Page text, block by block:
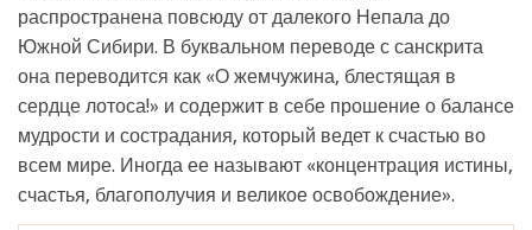
распространена повсюду от далекого Непала до
Южной Сибири. В буквальном переводе с санскрита
она переводится как «О жемчужина, блестящая в
сердце лотоса!» и содержит в себе прошение о балансе
мудрости и сострадания, который ведет к счастью во
всем мире. Иногда ее называют «концентрация истины,
счастья, благополучия и великое освобождение».